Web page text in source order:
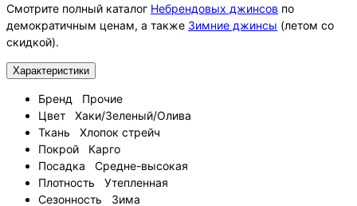
Смотрите полный каталог Небрендовых джинсов по
демократичным ценам, а также Зимние джинсы (летом со
скидкой).
Характеристики
Бренд
Прочие
Цвет
Хаки/Зеленый/Олива
Ткань
Хлопок стрейч
Покрой
Карго
Посадка
Средне-высокая
Плотность
Утепленная
Сезонность
Зима